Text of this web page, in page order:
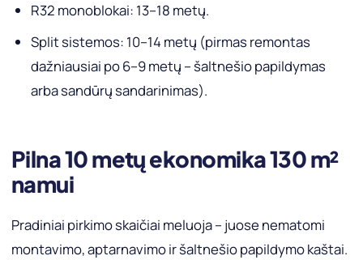
R32 monoblokai: 13–18 metų.
Split sistemos: 10–14 metų (pirmas remontas
dažniausiai po 6–9 metų – šaltnešio papildymas
arba sandūrų sandarinimas).
Pilna 10 metų ekonomika 130 m²
namui
Pradiniai pirkimo skaičiai meluoja – juose nematomi
montavimo, aptarnavimo ir šaltnešio papildymo kaštai.